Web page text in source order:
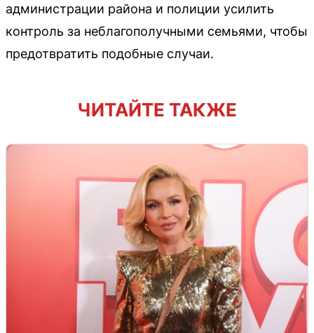
администрации района и полиции усилить
контроль за неблагополучными семьями, чтобы
предотвратить подобные случаи.
ЧИТАЙТЕ ТАКЖЕ